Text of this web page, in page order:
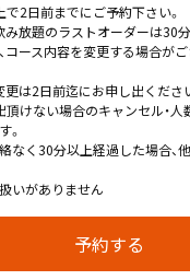
2日前までにご予約下さい。
放題のラストオーダーは30
ース内容を変更する場合が
は2日前迄にお申し出くださ
けない場合のキャンセル・
。
なく30分以上経過した場合、
いがありません
予約する